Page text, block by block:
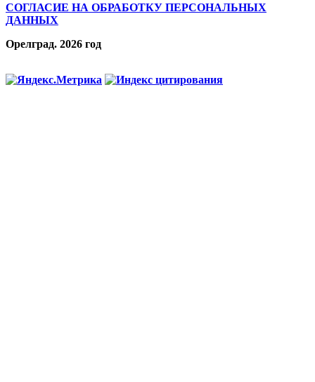
СОГЛАСИЕ НА ОБРАБОТКУ ПЕРСОНАЛЬНЫХ
ДАННЫХ
Орелград. 2026 год